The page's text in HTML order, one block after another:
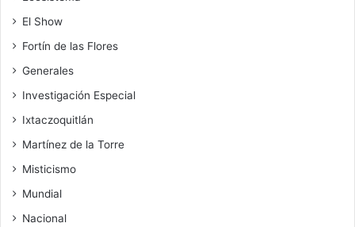
El Show
Fortín de las Flores
Generales
Investigación Especial
Ixtaczoquitlán
Martínez de la Torre
Misticismo
Mundial
Nacional